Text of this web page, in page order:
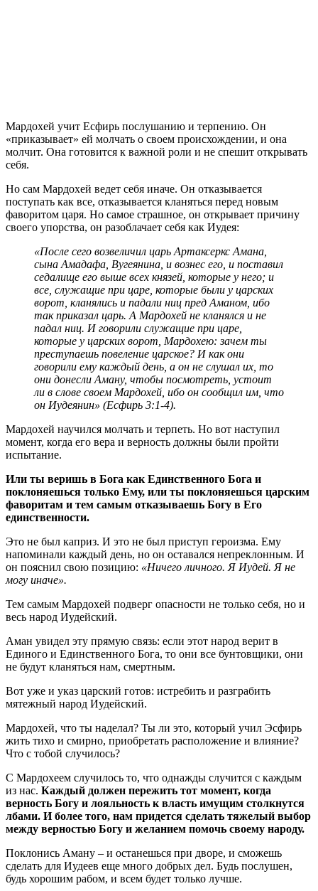
Мардохей учит Есфирь послушанию и терпению. Он
«приказывает» ей молчать о своем происхождении, и она
молчит. Она готовится к важной роли и не спешит открывать
себя.
Но сам Мардохей ведет себя иначе. Он отказывается
поступать как все, отказывается кланяться перед новым
фаворитом царя. Но самое страшное, он открывает причину
своего упорства, он разоблачает себя как Иудея:
«После сего возвеличил царь Артаксеркс Амана,
сына Амадафа, Вугеянина, и вознес его, и поставил
седалище его выше всех князей, которые у него; и
все, служащие при царе, которые были у царских
ворот, кланялись и падали ниц пред Аманом, ибо
так приказал царь. А Мардохей не кланялся и не
падал ниц. И говорили служащие при царе,
которые у царских ворот, Мардохею: зачем ты
преступаешь повеление царское? И как они
говорили ему каждый день, а он не слушал их, то
они донесли Аману, чтобы посмотреть, устоит
ли в слове своем Мардохей, ибо он сообщил им, что
он Иудеянин» (Есфирь 3:1-4).
Мардохей научился молчать и терпеть. Но вот наступил
момент, когда его вера и верность должны были пройти
испытание.
Или ты веришь в Бога как Единственного Бога и
поклоняешься только Ему, или ты поклоняешься царским
фаворитам и тем самым отказываешь Богу в Его
единственности.
Это не был каприз. И это не был приступ героизма. Ему
напоминали каждый день, но он оставался непреклонным. И
он пояснил свою позицию: «Ничего личного. Я Иудей. Я не
могу иначе».
Тем самым Мардохей подверг опасности не только себя, но и
весь народ Иудейский.
Аман увидел эту прямую связь: если этот народ верит в
Единого и Единственного Бога, то они все бунтовщики, они
не будут кланяться нам, смертным.
Вот уже и указ царский готов: истребить и разграбить
мятежный народ Иудейский.
Мардохей, что ты наделал? Ты ли это, который учил Эсфирь
жить тихо и смирно, приобретать расположение и влияние?
Что с тобой случилось?
С Мардохеем случилось то, что однажды случится с каждым
из нас. Каждый должен пережить тот момент, когда
верность Богу и лояльность к власть имущим столкнутся
лбами. И более того, нам придется сделать тяжелый выбор
между верностью Богу и желанием помочь своему народу.
Поклонись Аману – и останешься при дворе, и сможешь
сделать для Иудеев еще много добрых дел. Будь послушен,
будь хорошим рабом, и всем будет только лучше.